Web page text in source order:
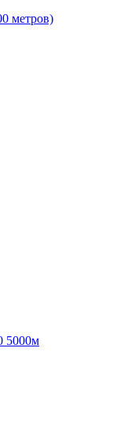
метров)
5000м